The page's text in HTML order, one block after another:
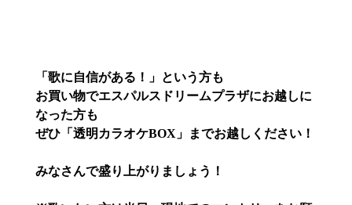
「歌に自信がある！」という方も
お買い物でエスパルスドリームプラザにお越しに
なった方も
ぜひ「透明カラオケBOX」までお越しください！
みなさんで盛り上がりましょう！